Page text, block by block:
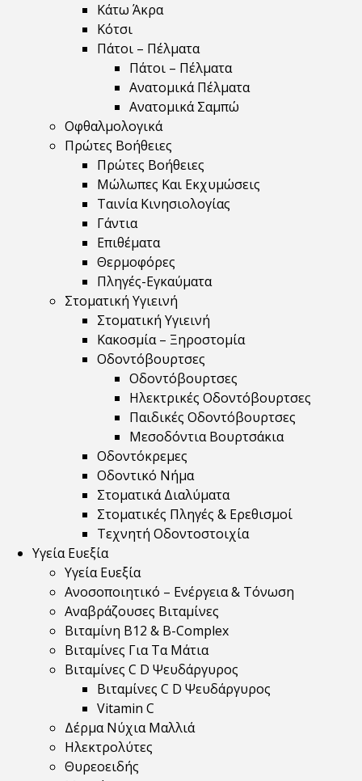
Κάτω Άκρα
Κότσι
Πάτοι – Πέλματα
Πάτοι – Πέλματα
Ανατομικά Πέλματα
Ανατομικά Σαμπώ
Οφθαλμολογικά
Πρώτες Βοήθειες
Πρώτες Βοήθειες
Μώλωπες Και Εκχυμώσεις
Ταινία Κινησιολογίας
Γάντια
Επιθέματα
Θερμοφόρες
Πληγές-Εγκαύματα
Στοματική Υγιεινή
Στοματική Υγιεινή
Κακοσμία – Ξηροστομία
Οδοντόβουρτσες
Οδοντόβουρτσες
Ηλεκτρικές Οδοντόβουρτσες
Παιδικές Οδοντόβουρτσες
Μεσοδόντια Βουρτσάκια
Οδοντόκρεμες
Οδοντικό Νήμα
Στοματικά Διαλύματα
Στοματικές Πληγές & Ερεθισμοί
Τεχνητή Οδοντοστοιχία
Υγεία Ευεξία
Υγεία Ευεξία
Ανοσοποιητικό – Ενέργεια & Τόνωση
Αναβράζουσες Βιταμίνες
Βιταμίνη B12 & Β-Complex
Βιταμίνες Για Τα Μάτια
Βιταμίνες C D Ψευδάργυρος
Βιταμίνες C D Ψευδάργυρος
Vitamin C
Δέρμα Νύχια Μαλλιά
Ηλεκτρολύτες
Θυρεοειδής